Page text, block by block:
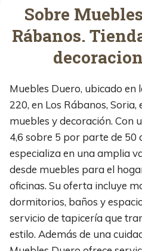
Sobre
Rábanos.
Muebles Duero, ubicado en
220, en Los Rábanos, Soria,
muebles y decoración. Con
4,6 sobre 5 por parte de 50
especializa en una amplia
desde muebles para el
oficinas. Su oferta incluye
dormitorios, baños y
servicio de tapicería que
estilo. Además de una